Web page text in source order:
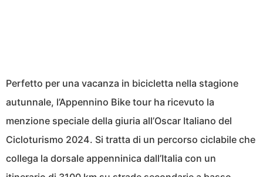
Perfetto per una vacanza in bicicletta nella stagione
autunnale, l’Appennino Bike tour ha ricevuto la
menzione speciale della giuria all’Oscar Italiano del
Cicloturismo 2024. Si tratta di un percorso ciclabile che
collega la dorsale appenninica dall’Italia con un